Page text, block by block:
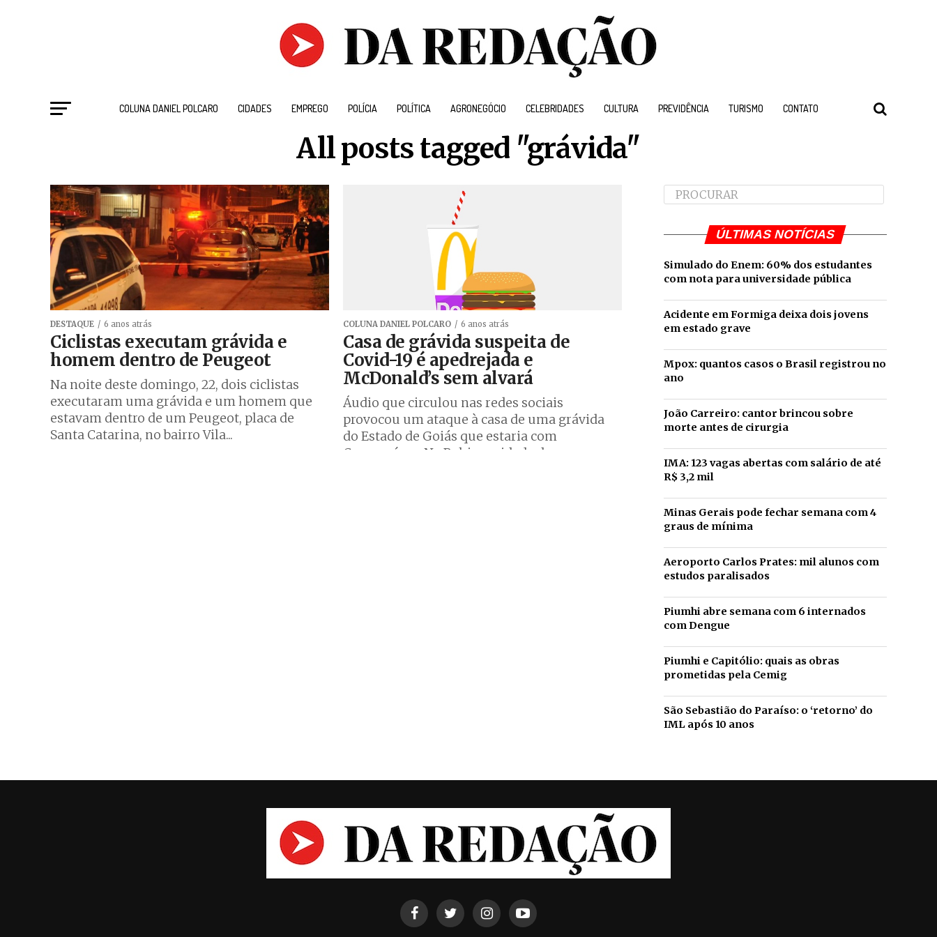
COLUNA DANIEL POLCARO CIDADES EMPREGO POLÍCIA POLÍTICA AGRONEGÓCIO CELEBRIDADES CULTURA PREVIDÊNCIA TURISMO CONTATO
All posts tagged "grávida"
DESTAQUE 6 anos atrás
Ciclistas executam grávida e
homem dentro de Peugeot
Na noite deste domingo, 22, dois ciclistas
executaram uma grávida e um homem que
estavam dentro de um Peugeot, placa de
Santa Catarina, no bairro Vila...
COLUNA DANIEL POLCARO 6 anos atrás
Casa de grávida suspeita de
Covid-19 é apedrejada e
McDonald’s sem alvará
Áudio que circulou nas redes sociais
provocou um ataque à casa de uma grávida
do Estado de Goiás que estaria com
Coronavírus. Na Bahia, unidade do...
ÚLTIMAS NOTÍCIAS
Simulado do Enem: 60% dos estudantes
com nota para universidade pública
Acidente em Formiga deixa dois jovens
em estado grave
Mpox: quantos casos o Brasil registrou no
ano
João Carreiro: cantor brincou sobre
morte antes de cirurgia
IMA: 123 vagas abertas com salário de até
R$ 3,2 mil
Minas Gerais pode fechar semana com 4
graus de mínima
Aeroporto Carlos Prates: mil alunos com
estudos paralisados
Piumhi abre semana com 6 internados
com Dengue
Piumhi e Capitólio: quais as obras
prometidas pela Cemig
São Sebastião do Paraíso: o ‘retorno’ do
IML após 10 anos